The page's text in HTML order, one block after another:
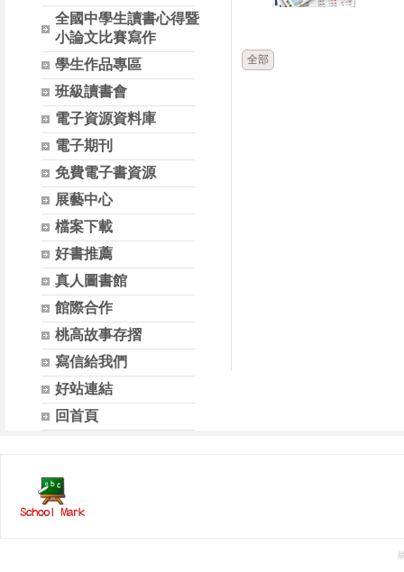
全國中學生讀書心得暨
小論文比賽寫作
學生作品專區
班級讀書會
電子資源資料庫
電子期刊
免費電子書資源
展藝中心
檔案下載
好書推薦
真人圖書館
館際合作
桃高故事存摺
寫信給我們
好站連結
回首頁
全部